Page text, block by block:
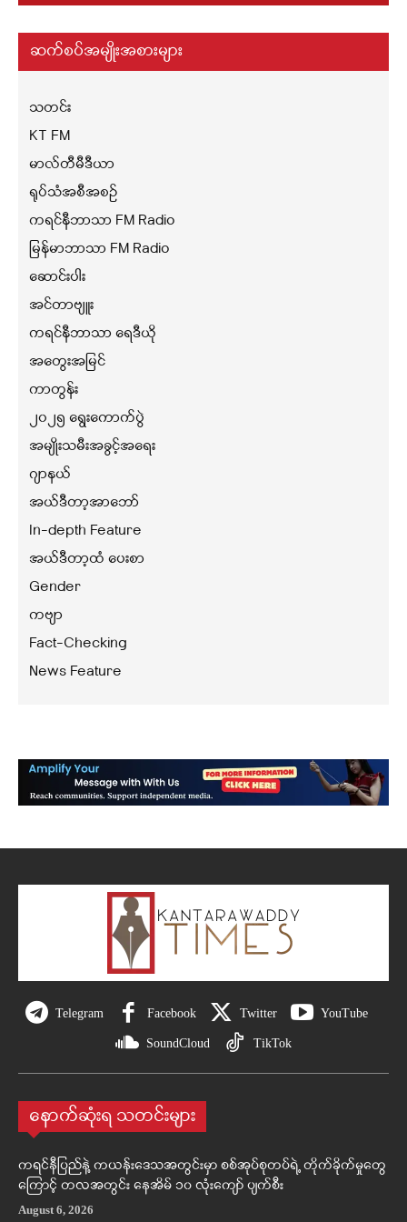
ဆက်စပ်အမျိုးအစားများ
သတင်း
KT FM
မာလ်တီမီဒီယာ
ရုပ်သံအစီအစဉ်
ကရင်နီဘာသာ FM Radio
မြန်မာဘာသာ FM Radio
ဆောင်းပါး
အင်တာဗျူး
ကရင်နီဘာသာ ရေဒီယို
အတွေးအမြင်
ကာတွန်း
၂၀၂၅ ရွေးကောက်ပွဲ
အမျိုးသမီးအခွင့်အရေး
ဂျာနယ်
အယ်ဒီတာ့အာဘော်
In-depth Feature
အယ်ဒီတာ့ထံ ပေးစာ
Gender
ကဗျာ
Fact-Checking
News Feature
Telegram Facebook Twitter YouTube
SoundCloud TikTok
နောက်ဆုံးရ သတင်းများ
ကရင်နီပြည်နဲ့ ကယန်းဒေသအတွင်းမှာ စစ်အုပ်စုတပ်ရဲ့ တိုက်ခိုက်မှုတွေ
ကြောင့် တလအတွင်း နေအိမ် ၁၀ လုံးကျော် ပျက်စီး
August 6, 2026